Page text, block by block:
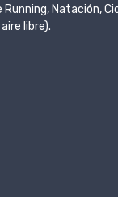
Natación,
libre).